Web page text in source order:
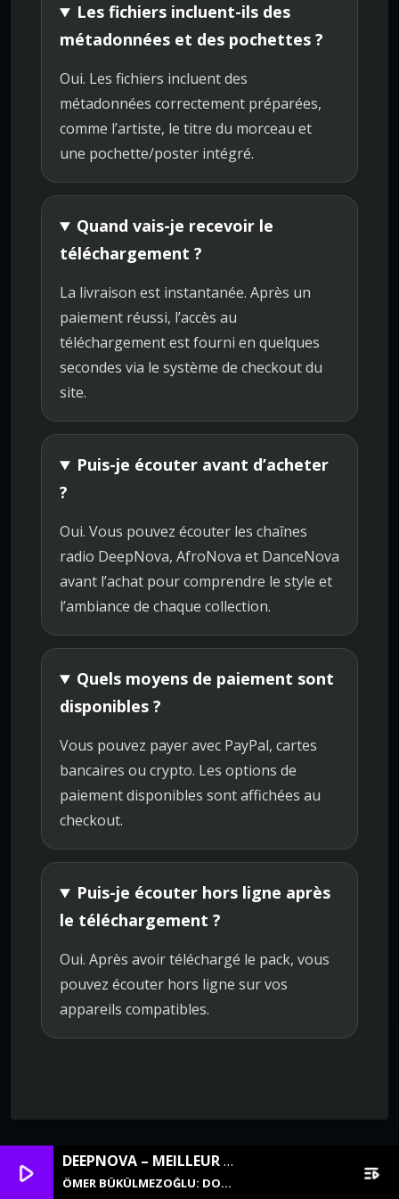
Les fichiers incluent-ils des
métadonnées et des pochettes ?
Oui. Les fichiers incluent des
métadonnées correctement préparées,
comme l’artiste, le titre du morceau et
une pochette/poster intégré.
Quand vais-je recevoir le
téléchargement ?
La livraison est instantanée. Après un
paiement réussi, l’accès au
téléchargement est fourni en quelques
secondes via le système de checkout du
site.
Puis-je écouter avant d’acheter
?
Oui. Vous pouvez écouter les chaînes
radio DeepNova, AfroNova et DanceNova
avant l’achat pour comprendre le style et
l’ambiance de chaque collection.
Quels moyens de paiement sont
disponibles ?
Vous pouvez payer avec PayPal, cartes
bancaires ou crypto. Les options de
paiement disponibles sont affichées au
checkout.
Puis-je écouter hors ligne après
le téléchargement ?
Oui. Après avoir téléchargé le pack, vous
pouvez écouter hors ligne sur vos
appareils compatibles.
play_arrow DEEPNOVA – MEILLEUR DEEP HOUSE
ÖMER BÜKÜLMEZOĞLU: DON'T CRY playlist_play